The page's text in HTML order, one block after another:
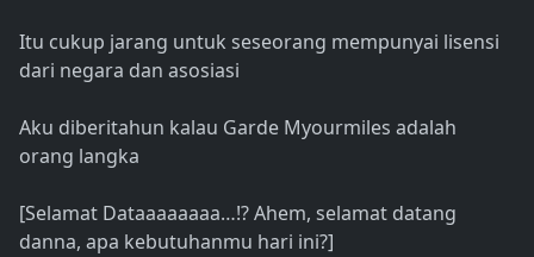
Itu cukup jarang untuk seseorang mempunyai lisensi
dari negara dan asosiasi
Aku diberitahun kalau Garde Myourmiles adalah
orang langka
[Selamat Dataaaaaaaa…!? Ahem, selamat datang
danna, apa kebutuhanmu hari ini?]